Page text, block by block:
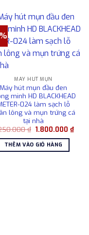
MÁY HÚT MỤN
Máy hút mụn đầu đen
minh HD BLACKHEAD
024 làm sạch lỗ
lông và mụn trứng cá
tại nhà
₫ Giá
là:
2.250.000 ₫.
1.800.000₫Giá
THÊM VÀO GIỎ HÀNG